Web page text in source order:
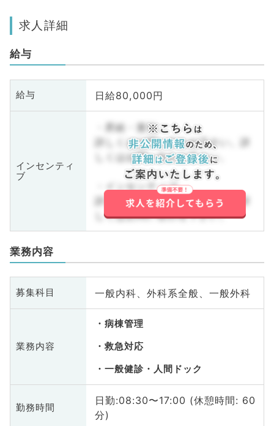
求人詳細
給与
給与 日給80,000円
インセンティ
ブ
・昇給・賞与
詳しくはお問い合わせ下さい。詳
しくはお問い合わせ下さい。
・インセンティブ
詳しくはお問い合わせ下さい。詳
しくはお問い合わせ下さい。
業務内容
募集科目 一般内科、外科系全般、一般外科
業務内容
病棟管理
救急対応
一般健診・人間ドック
勤務時間
日勤:08:30〜17:00 (休憩時間: 60
分)